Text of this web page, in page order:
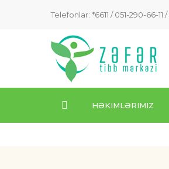
Telefonlar: *6611 /051-290-66-11 /
HƏKIMLƏRIMIZ